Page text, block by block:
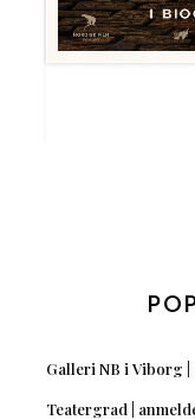
Galleri NB i Viborg |
Teatergrad |